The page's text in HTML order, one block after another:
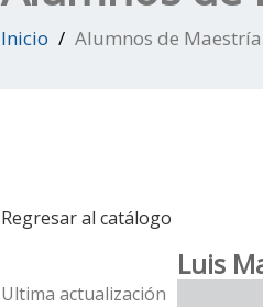
Inicio Alumnos de Maestría
Regresar al catálogo
Luis
Ultima actualización